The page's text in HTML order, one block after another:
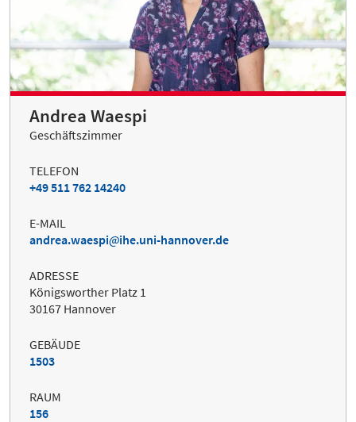
Andrea Waespi
Geschäftszimmer
TELEFON
+49 511 762 14240
E-MAIL
andrea.waespi
ihe.uni-hannover.de
ADRESSE
Königsworther Platz 1
30167 Hannover
GEBÄUDE
1503
RAUM
156